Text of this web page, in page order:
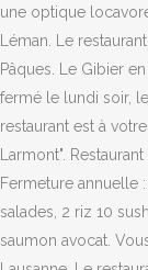
une optique
Léman. Le
Pâques. Le Gibier
fermé le lundi soir,
restaurant est à
Larmont".
Fermeture annuelle
salades, 2 riz 10
saumon avocat.